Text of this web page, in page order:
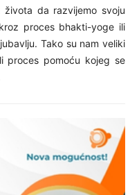
da razvijemo svoju
proces bhakti-yoge ili
Tako su nam veliki
proces pomoću kojeg se